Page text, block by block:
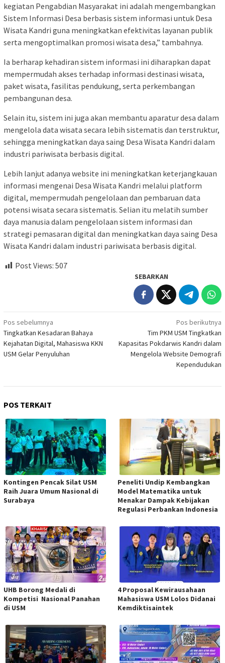
kegiatan Pengabdian Masyarakat ini adalah mengembangkan
Sistem Informasi Desa berbasis sistem informasi untuk Desa
Wisata Kandri guna meningkatkan efektivitas layanan publik
serta mengoptimalkan promosi wisata desa,” tambahnya.
Ia berharap kehadiran sistem informasi ini diharapkan dapat
mempermudah akses terhadap informasi destinasi wisata,
paket wisata, fasilitas pendukung, serta perkembangan
pembangunan desa.
Selain itu, sistem ini juga akan membantu aparatur desa dalam
mengelola data wisata secara lebih sistematis dan terstruktur,
sehingga meningkatkan daya saing Desa Wisata Kandri dalam
industri pariwisata berbasis digital.
Lebih lanjut adanya website ini meningkatkan keterjangkauan
informasi mengenai Desa Wisata Kandri melalui platform
digital, mempermudah pengelolaan dan pembaruan data
potensi wisata secara sistematis. Selian itu melatih sumber
daya manusia dalam pengelolaan sistem informasi dan
strategi pemasaran digital dan meningkatkan daya saing Desa
Wisata Kandri dalam industri pariwisata berbasis digital.
Post Views: 507
SEBARKAN
Navigasi
pos
Pos sebelumnya
Tingkatkan Kesadaran Bahaya
Kejahatan Digital, Mahasiswa KKN
USM Gelar Penyuluhan
Pos berikutnya
Tim PKM USM Tingkatkan
Kapasitas Pokdarwis Kandri dalam
Mengelola Website Demografi
Kependudukan
POS TERKAIT
Kontingen Pencak Silat USM
Raih Juara Umum Nasional di
Surabaya
Peneliti Undip Kembangkan
Model Matematika untuk
Menakar Dampak Kebijakan
Regulasi Perbankan Indonesia
UHB Borong Medali di
Kompetisi Nasional Panahan
di USM
4 Proposal Kewirausahaan
Mahasiswa USM Lolos Didanai
Kemdiktisaintek